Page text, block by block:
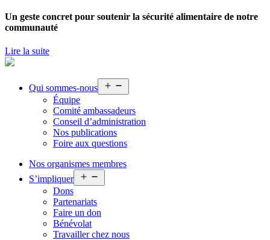
Un geste concret pour soutenir la sécurité alimentaire de notre
communauté
Lire la suite
Qui sommes-nous
le
Équipe
Comité ambassadeurs
Conseil d’administration
Nos publications
Foire aux questions
Nos organismes membres
S’impliquer
le
Dons
Partenariats
Faire un don
Bénévolat
Travailler chez nous